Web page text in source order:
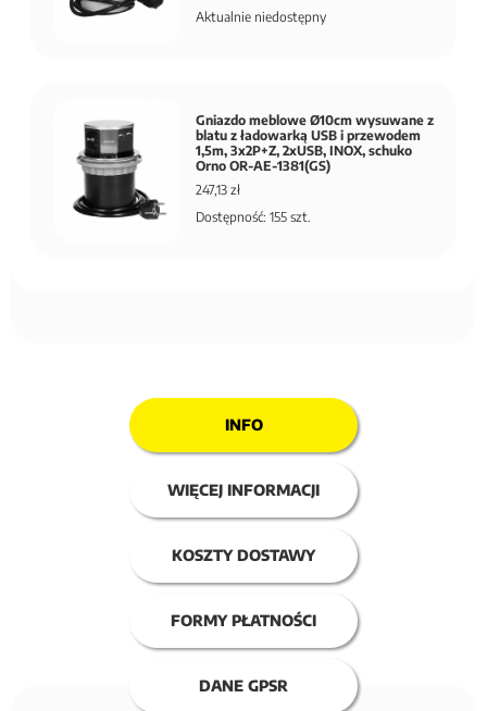
Aktualnie niedostępny
Gniazdo meblowe Ø10cm wysuwane z
blatu z ładowarką USB i przewodem
1,5m, 3x2P+Z, 2xUSB, INOX, schuko
Orno OR-AE-1381(GS)
247,13 zł
Dostępność: 155 szt.
INFO
WIĘCEJ INFORMACJI
KOSZTY DOSTAWY
FORMY PŁATNOŚCI
DANE GPSR